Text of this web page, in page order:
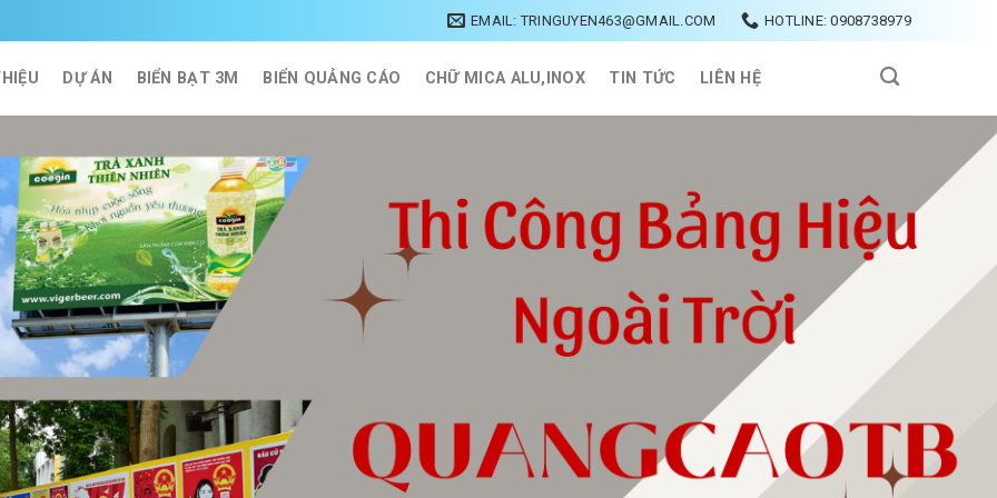
EMAIL: TRINGUYEN463@GMAIL.COM HOTLINE: 0908738979
DỰ ÁN BIỂN BẠT 3M BIỂN QUẢNG CÁO CHỮ MICA ALU,INOX TIN TỨC LIÊN HỆ